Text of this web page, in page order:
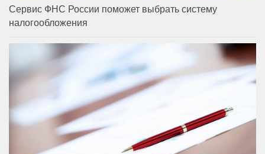
Сервис ФНС России поможет выбрать систему
налогообложения